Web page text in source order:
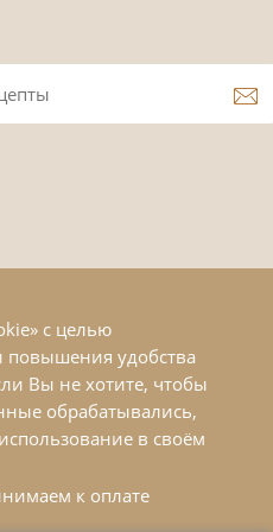
с целью
повышения удобства
Вы не хотите, чтобы
обрабатывались,
в своём